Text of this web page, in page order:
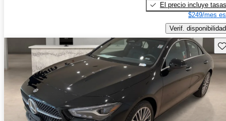
El precio incluye tasas
$249/mes
Verif. disponibilidad